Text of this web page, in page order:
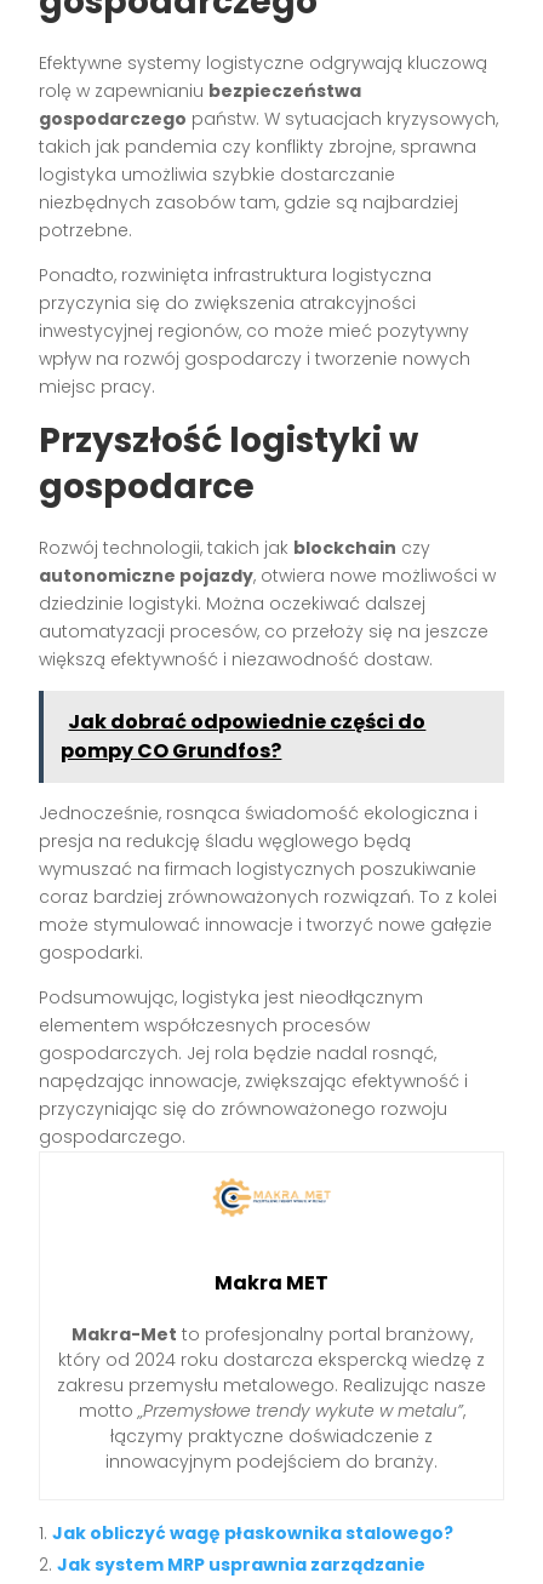
Efektywne systemy logistyczne odgrywają kluczową
rolę w zapewnianiu bezpieczeństwa
gospodarczego państw. W sytuacjach kryzysowych,
takich jak pandemia czy konflikty zbrojne, sprawna
logistyka umożliwia szybkie dostarczanie
niezbędnych zasobów tam, gdzie są najbardziej
potrzebne.
Ponadto, rozwinięta infrastruktura logistyczna
przyczynia się do zwiększenia atrakcyjności
inwestycyjnej regionów, co może mieć pozytywny
wpływ na rozwój gospodarczy i tworzenie nowych
miejsc pracy.
Przyszłość logistyki w
gospodarce
Rozwój technologii, takich jak blockchain czy
autonomiczne pojazdy, otwiera nowe możliwości w
dziedzinie logistyki. Można oczekiwać dalszej
automatyzacji procesów, co przełoży się na jeszcze
większą efektywność i niezawodność dostaw.
Jak dobrać odpowiednie części do
pompy CO Grundfos?
Jednocześnie, rosnąca świadomość ekologiczna i
presja na redukcję śladu węglowego będą
wymuszać na firmach logistycznych poszukiwanie
coraz bardziej zrównoważonych rozwiązań. To z kolei
może stymulować innowacje i tworzyć nowe gałęzie
gospodarki.
Podsumowując, logistyka jest nieodłącznym
elementem współczesnych procesów
gospodarczych. Jej rola będzie nadal rosnąć,
napędzając innowacje, zwiększając efektywność i
przyczyniając się do zrównoważonego rozwoju
gospodarczego.
Makra MET
Makra-Met to profesjonalny portal branżowy,
który od 2024 roku dostarcza ekspercką wiedzę z
zakresu przemysłu metalowego. Realizując nasze
motto„Przemysłowe trendy wykute w metalu”,
łączymy praktyczne doświadczenie z
innowacyjnym podejściem do branży.
Jak obliczyć wagę płaskownika stalowego?
Jak system MRP usprawnia zarządzanie